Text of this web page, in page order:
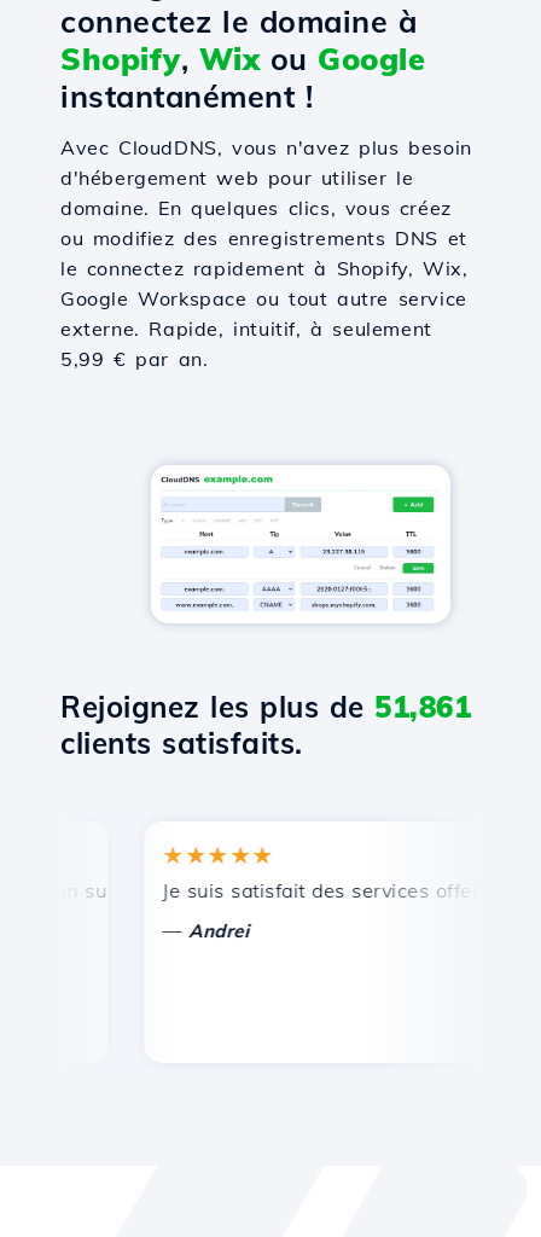
connectez le domaine à
Shopify, Wixou Google
instantanément !
Avec CloudDNS, vous n'avez plus besoin
d'hébergement web pour utiliser le
domaine. En quelques clics, vous créez
ou modifiez des enregistrements DNS et
le connectez rapidement à Shopify, Wix,
Google Workspace ou tout autre service
externe. Rapide, intuitif, à seulement
5,99 € par an.
Rejoignez les plus de 51,861
clients satisfaits.
support technique rapide et efficace.
★★★★★
Je suis satisfait des services offerts par
Andrei